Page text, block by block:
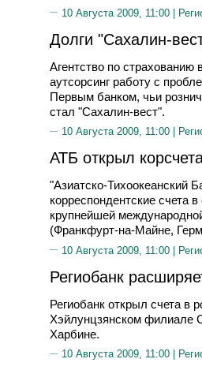
10 Августа 2009, 11:00 |
Долги "Сахалин-
Агентство по
аутсорсинг работу с
Первым банком, чьи
стал "Сахалин-вест".
10 Августа 2009, 11:00 |
АТБ открыл
"Азиатско-Тихоокеанский
корреспондентские счета
крупнейшей
(Франкфурт-на-Майне,
10 Августа 2009, 11:00 |
Региобанк
Региобанк открыл счета в
Хэйлунцзянском филиале
Харбине.
10 Августа 2009, 11:00 |